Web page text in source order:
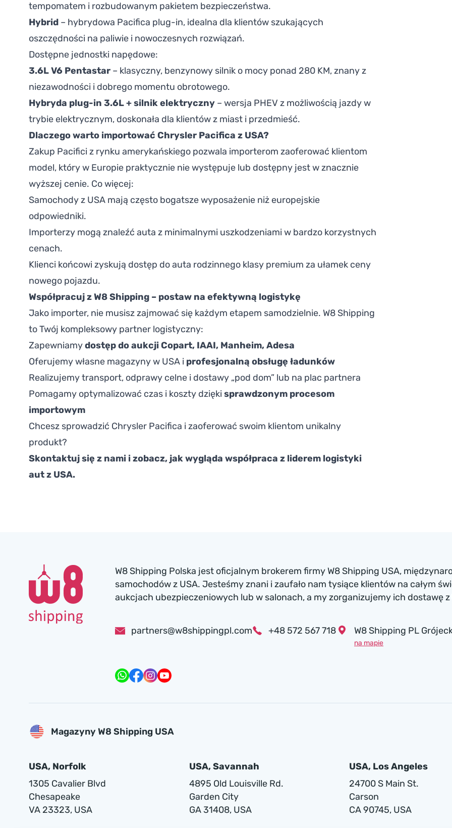
tempomatem i rozbudowanym pakietem bezpieczeństwa.
Hybrid – hybrydowa Pacifica plug-in, idealna dla klientów szukających
oszczędności na paliwie i nowoczesnych rozwiązań.
Dostępne jednostki napędowe:
3.6L V6 Pentastar – klasyczny, benzynowy silnik o mocy ponad 280 KM, znany z
niezawodności i dobrego momentu obrotowego.
Hybryda plug-in 3.6L + silnik elektryczny – wersja PHEV z możliwością jazdy w
trybie elektrycznym, doskonała dla klientów z miast i przedmieść.
Dlaczego warto importować Chrysler Pacifica z USA?
Zakup Pacifici z rynku amerykańskiego pozwala importerom zaoferować klientom
model, który w Europie praktycznie nie występuje lub dostępny jest w znacznie
wyższej cenie. Co więcej:
Samochody z USA mają często bogatsze wyposażenie niż europejskie
odpowiedniki.
Importerzy mogą znaleźć auta z minimalnymi uszkodzeniami w bardzo korzystnych
cenach.
Klienci końcowi zyskują dostęp do auta rodzinnego klasy premium za ułamek ceny
nowego pojazdu.
Współpracuj z W8 Shipping – postaw na efektywną logistykę
Jako importer, nie musisz zajmować się każdym etapem samodzielnie. W8 Shipping
to Twój kompleksowy partner logistyczny:
Zapewniamydostęp do aukcji Copart, IAAI, Manheim, Adesa
Oferujemy własne magazyny w USA i profesjonalną obsługę ładunków
Realizujemy transport, odprawy celne i dostawy „pod dom” lub na plac partnera
Pomagamy optymalizować czas i koszty dziękisprawdzonym procesom
importowym
Chcesz sprowadzić Chrysler Pacifica i zaoferować swoim klientom unikalny
produkt?
Skontaktuj się z nami i zobacz, jak wygląda współpraca z liderem logistyki
aut z USA.
W8 Shipping Polska jest oficjalnym brokerem firmy W8 Shipping USA,
samochodów z USA. Jesteśmy znani i zaufało nam tysiące klientów na całym
aukcjach ubezpieczeniowych lub w salonach, a my zorganizujemy ich dostawę z
partners@w8shippingpl.com +48 572 567 718 W8 Shipping PL
na mapie
Magazyny W8 Shipping USA
USA, Norfolk
1305 Cavalier Blvd
Chesapeake
VA 23323, USA
USA, Savannah
4895 Old Louisville Rd.
Garden City
GA 31408, USA
USA, Los Angeles
24700 S Main St.
Carson
CA 90745, USA